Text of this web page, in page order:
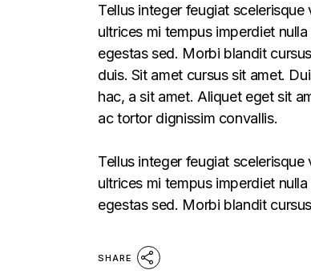
Tellus integer feugiat
ultrices mi tempus imperdiet
egestas sed. Morbi blandit
duis. Sit amet cursus sit amet.
hac, a sit amet. Aliquet eget sit
ac tortor dignissim convallis.
Tellus integer feugiat
ultrices mi tempus imperdiet
egestas sed. Morbi blandit
SHARE